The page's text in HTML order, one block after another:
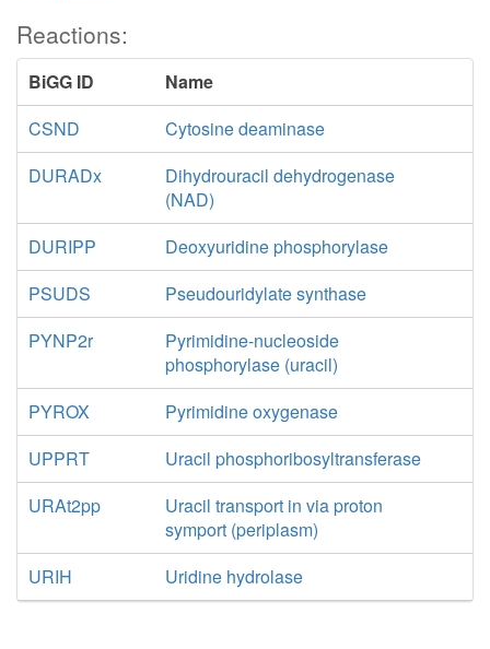
Reactions:
BiGG ID
Name
CSND
Cytosine deaminase
DURADx
Dihydrouracil dehydrogenase
(NAD)
DURIPP
Deoxyuridine phosphorylase
PSUDS
Pseudouridylate synthase
PYNP2r
Pyrimidine-nucleoside
phosphorylase (uracil)
PYROX
Pyrimidine oxygenase
UPPRT
Uracil phosphoribosyltransferase
URAt2pp
Uracil transport in via proton
symport (periplasm)
URIH
Uridine hydrolase